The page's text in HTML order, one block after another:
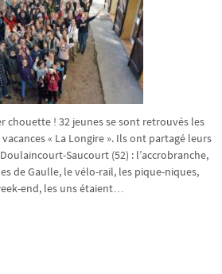
chouette ! 32 jeunes se sont retrouvés les
« La Longire ». Ils ont partagé leurs
Saucourt (52) : l’accrobranche,
de Gaulle, le vélo-rail, les pique-niques,
end, les uns étaient…